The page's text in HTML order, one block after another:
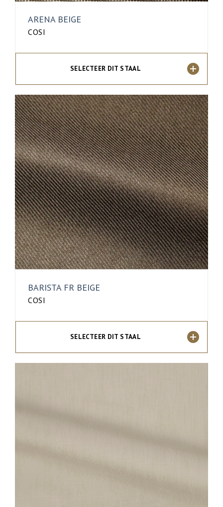
ARENA BEIGE
COSI
SELECTEER DIT STAAL
BARISTA FR BEIGE
COSI
SELECTEER DIT STAAL